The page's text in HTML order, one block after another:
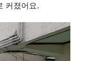
커졌어요.